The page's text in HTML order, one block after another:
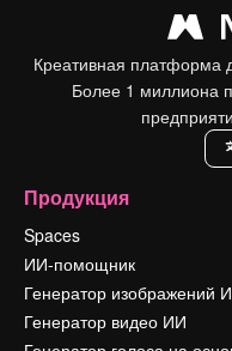
Креативная платформа
Более 1 миллиона
Продукция
Spaces
ИИ-помощник
Генератор изображений
Генератор видео ИИ